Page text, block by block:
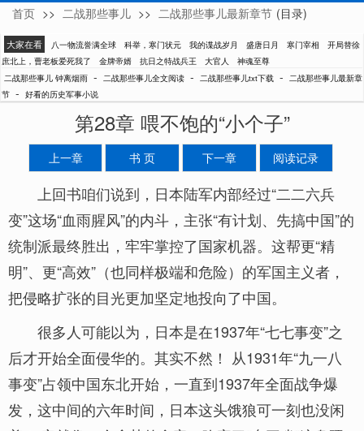
钟离烟雨
首页 >> 二战那些事儿 >> 二战那些事儿最新章节 (目录)
大家在看 八一物流誉满全球 科举，寒门状元 我的谍战岁月 盛唐日月 寒门宰相
开局替徐
庶北上，曹老板爱死我了
金牌帝婿 抗日之特战兵王 大官人
神魂至尊
二战那些事儿 钟离烟雨 - 二战那些事儿全文阅读 - 二战那些事儿txt下载 - 二战那些事儿最新章
节 - 好看的历史军事小说
第28章 喂不饱的“小个子”
上一章 书 页 下一章 阅读记录
上回书咱们说到，日本陆军内部经过“二二六兵
变”这场“血雨腥风”的内斗，主张“有计划、先搞中国”的
统制派最终胜出，牢牢掌控了国家机器。这帮更“精
明”、更“高效”（也同样极端和危险）的军国主义者，
把侵略扩张的目光更加坚定地投向了中国。
很多人可能以为，日本是在1937年“七七事变”之
后才开始全面侵华的。其实不然！ 从1931年“九一八
事变”占领中国东北开始，一直到1937年全面战争爆
发，这中间的六年时间，日本这头饿狼可一刻也没闲